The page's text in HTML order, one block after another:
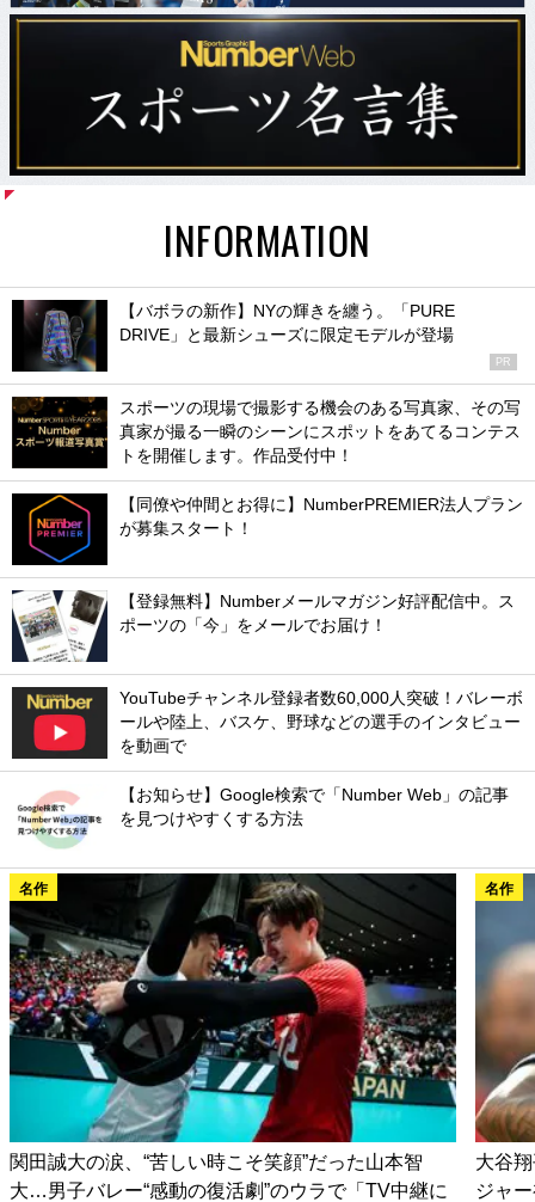
INFORMATION
【バボラの新作】NYの輝きを纏う。「PURE
DRIVE」と最新シューズに限定モデルが登場
PR
スポーツの現場で撮影する機会のある写真家、その写
真家が撮る一瞬のシーンにスポットをあてるコンテス
トを開催します。作品受付中！
【同僚や仲間とお得に】NumberPREMIER法人プラン
が募集スタート！
【登録無料】Numberメールマガジン好評配信中。ス
ポーツの「今」をメールでお届け！
YouTubeチャンネル登録者数60,000人突破！バレーボ
ールや陸上、バスケ、野球などの選手のインタビュー
を動画で
【お知らせ】Google検索で「Number Web」の記事
を見つけやすくする方法
名作
関田誠大の涙、“苦しい時こそ笑顔”だった山本智
大…男子バレー“感動の復活劇”のウラで「TV中継に
名作
大谷
ジャ